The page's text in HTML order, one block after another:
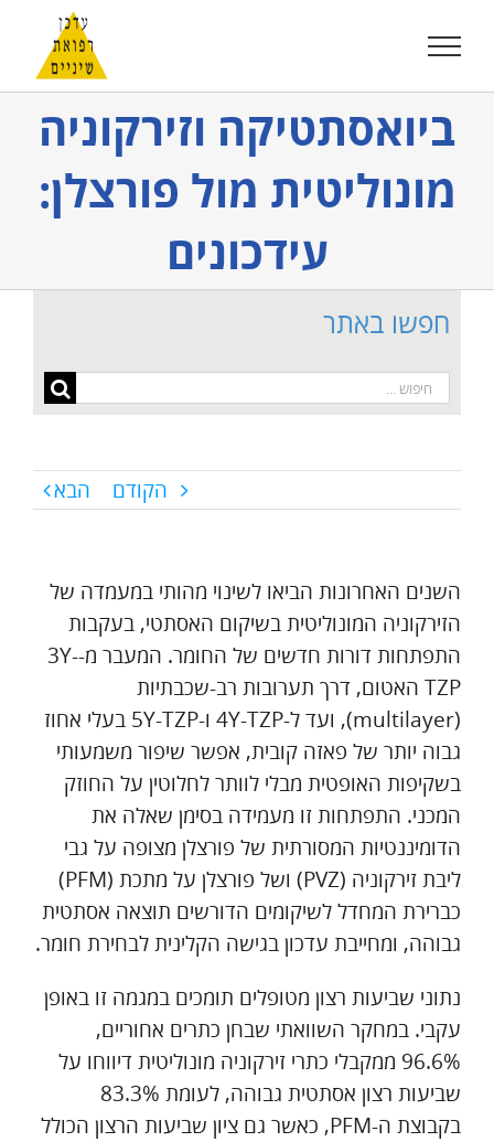
לתוכן
ביואסתטיקה וזירקוניה
מונוליטית מול פורצלן:
עידכונים
הקודם הבא
השנים האחרונות הביאו לשינוי מהותי במעמדה של
הזירקוניה המונוליטית בשיקום האסתטי, בעקבות
התפתחות דורות חדשים של החומר. המעבר מ-3Y-
TZP האטום, דרך תערובות רב-שכבתיות
(multilayer), ועד ל-4Y-TZP ו-5Y-TZP בעלי אחוז
גבוה יותר של פאזה קובית, אפשר שיפור משמעותי
בשקיפות האופטית מבלי לוותר לחלוטין על החוזק
המכני. התפתחות זו מעמידה בסימן שאלה את
הדומיננטיות המסורתית של פורצלן מצופה על גבי
ליבת זירקוניה (PVZ) ושל פורצלן על מתכת (PFM)
כברירת המחדל לשיקומים הדורשים תוצאה אסתטית
גבוהה, ומחייבת עדכון בגישה הקלינית לבחירת חומר.
נתוני שביעות רצון מטופלים תומכים במגמה זו באופן
עקבי. במחקר השוואתי שבחן כתרים אחוריים,
96.6% ממקבלי כתרי זירקוניה מונוליטית דיווחו על
שביעות רצון אסתטית גבוהה, לעומת 83.3%
בקבוצת ה-PFM, כאשר גם ציון שביעות הרצון הכולל
חפשו באתר
חיפוש...